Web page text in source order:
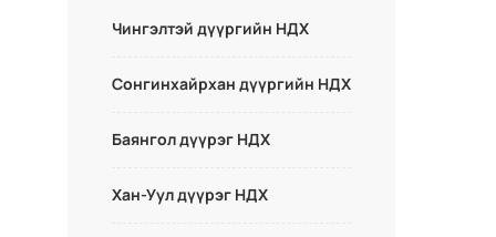
Чингэлтэй дүүргийн НДХ
Сонгинхайрхан дүүргийн НДХ
Баянгол дүүрэг НДХ
Хан-Уул дүүрэг НДХ